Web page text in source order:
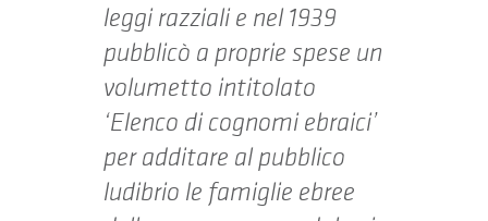
leggi razziali e nel 1939
pubblicò a proprie spese un
volumetto intitolato
‘Elenco di cognomi ebraici’
per additare al pubblico
ludibrio le famiglie ebree